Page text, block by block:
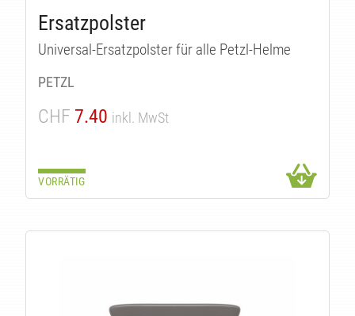
Ersatzpolster
Universal-Ersatzpolster für alle Petzl-Helme
PETZL
CHF 7.40 inkl. MwSt
VORRÄTIG